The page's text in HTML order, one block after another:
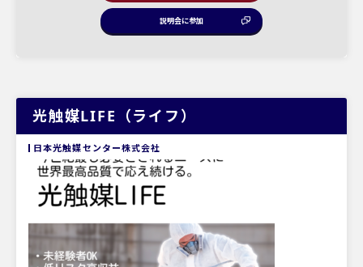
説明会に参加
光触媒LIFE（ライフ）
日本光触媒センター株式会社